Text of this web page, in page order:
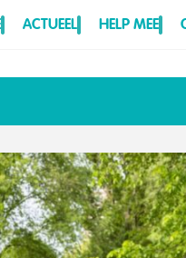
ACTUEEL HELP MEE